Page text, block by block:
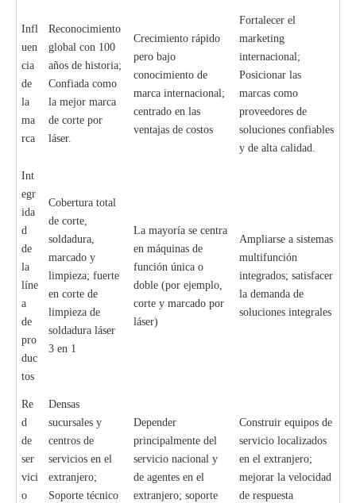
Infl
uen
cia
de
la
ma
rca
Reconocimiento
global con 100
años de historia;
Confiada como
la mejor marca
de corte por
láser.
Crecimiento rápido
pero bajo
conocimiento de
marca internacional;
centrado en las
ventajas de costos
Fortalecer el
marketing
internacional;
Posicionar las
marcas como
proveedores de
soluciones confiables
y de alta calidad.
Int
egr
ida
d
de
la
líne
a
de
pro
duc
tos
Cobertura total
de corte,
soldadura,
marcado y
limpieza; fuerte
en corte de
limpieza de
soldadura láser
3 en 1
La mayoría se centra
en máquinas de
función única o
doble (por ejemplo,
corte y marcado por
láser)
Ampliarse a sistemas
multifunción
integrados; satisfacer
la demanda de
soluciones integrales
Re
d
de
ser
vici
o
Densas
sucursales y
centros de
servicios en el
extranjero;
Soporte técnico
Depender
principalmente del
servicio nacional y
de agentes en el
extranjero; soporte
Construir equipos de
servicio localizados
en el extranjero;
mejorar la velocidad
de respuesta